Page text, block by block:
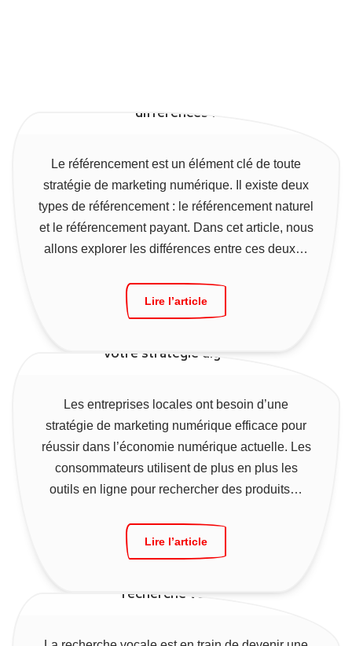
différences ?
Le référencement est un élément clé de toute
stratégie de marketing numérique. Il existe deux
types de référencement : le référencement naturel
et le référencement payant. Dans cet article, nous
allons explorer les différences entre ces deux…
Lire l’article
votre stratégie digitale
Les entreprises locales ont besoin d’une
stratégie de marketing numérique efficace pour
réussir dans l’économie numérique actuelle. Les
consommateurs utilisent de plus en plus les
outils en ligne pour rechercher des produits…
Lire l’article
recherche vocale